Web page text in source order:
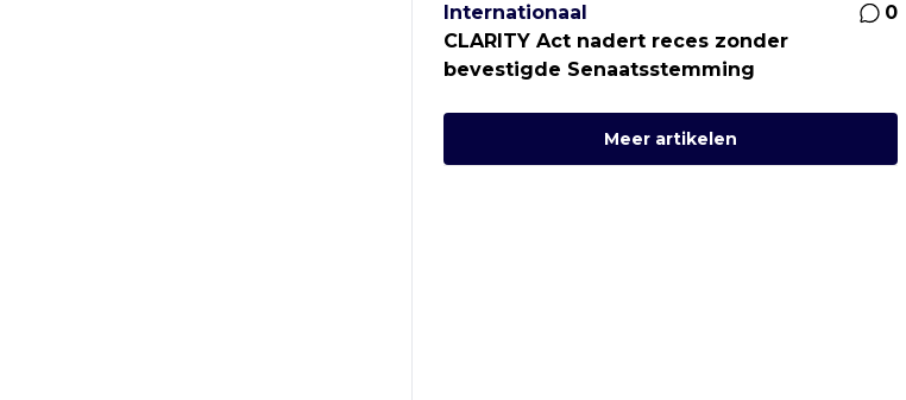
Internationaal
0
CLARITY Act nadert reces zonder
bevestigde Senaatsstemming
Meer artikelen